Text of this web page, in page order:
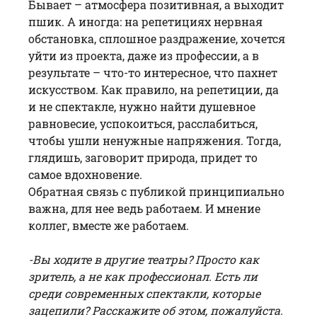
Бывает – атмосфера позитивная, а выходит
пшик. А иногда: на репетициях нервная
обстановка, сплошное раздражение, хочется
уйти из проекта, даже из профессии, а в
результате – что-то интересное, что пахнет
искусством. Как правило, на репетиции, да
и не спектакле, нужно найти душевное
равновесие, успокоиться, расслабиться,
чтобы ушли ненужные напряжения. Тогда,
глядишь, заговорит природа, придет то
самое вдохновение.
Обратная связь с публикой принципиально
важна, для нее ведь работаем. И мнение
коллег, вместе же работаем.
-Вы ходите в другие театры? Просто как
зритель, а не как профессионал. Есть ли
среди современных спектакли, которые
зацепили? Расскажите об этом, пожалуйста.